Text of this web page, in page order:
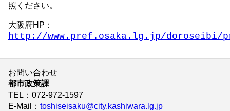
照ください。
大阪府HP：
http://www.pref.osaka.lg.jp/doroseibi/
お問い合わせ
都市政策課
TEL ：072-972-1597
E-Mail
： toshiseisaku@city.kashiwara.lg.jp